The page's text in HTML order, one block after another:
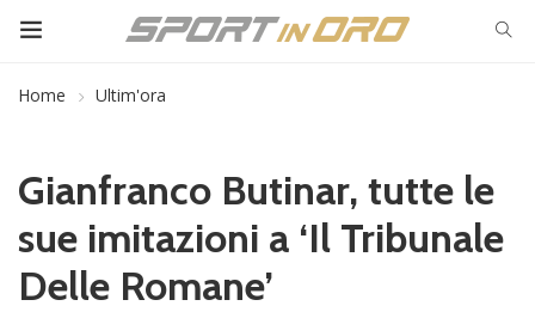
Home Ultim'ora
Gianfranco Butinar, tutte le
sue imitazioni a ‘Il Tribunale
Delle Romane’